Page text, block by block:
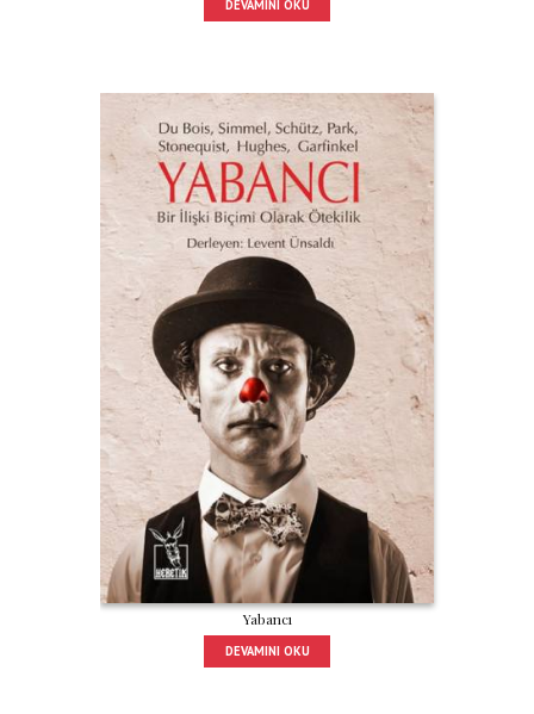
DEVAMINI OKU
Yabancı
DEVAMINI OKU